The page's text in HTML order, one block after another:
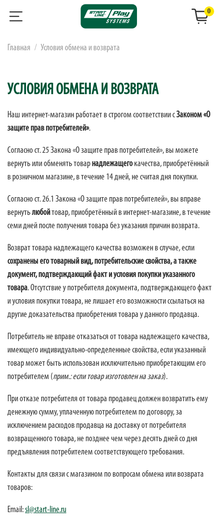
0
Главная Условия обмена и возврата
УСЛОВИЯ ОБМЕНА И ВОЗВРАТА
Наш интернет-магазин работает в строгом соответствии сЗаконом «О
защите прав потребителей».
Согласно ст. 25 Закона «О защите прав потребителей», вы можете
вернуть или обменять товар надлежащего качества, приобретённый
в розничном магазине, в течение 14 дней, не считая дня покупки.
Согласно ст. 26.1 Закона «О защите прав потребителей», вы вправе
вернутьлюбойтовар, приобретённый в интернет-магазине, в течение
семи дней после получения товара без указания причин возврата.
Возврат товара надлежащего качества возможен в случае, если
сохранены его товарный вид, потребительские свойства, а также
документ, подтверждающий факт и условия покупки указанного
товара. Отсутствие у потребителя документа, подтверждающего факт
и условия покупки товара, не лишает его возможности ссылаться на
другие доказательства приобретения товара у данного продавца.
Потребитель не вправе отказаться от товара надлежащего качества,
имеющего индивидуально-определенные свойства, если указанный
товар может быть использован исключительно приобретающим его
потребителем (прим.: если товар изготовлен на заказ).
При отказе потребителя от товара продавец должен возвратить ему
денежную сумму, уплаченную потребителем по договору, за
исключением расходов продавца на доставку от потребителя
возвращенного товара, не позднее чем через десять дней со дня
предъявления потребителем соответствующего требования.
Контакты для связи с магазином по вопросам обмена или возврата
товаров:
Email:sl@start-line.ru